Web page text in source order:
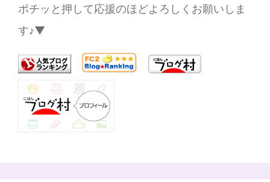
ポチッと押して応援のほどよろしくお願いしま
す♪▼